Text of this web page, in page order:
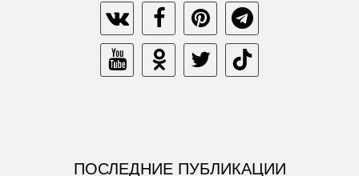
ПОСЛЕДНИЕ ПУБЛИКАЦИИ